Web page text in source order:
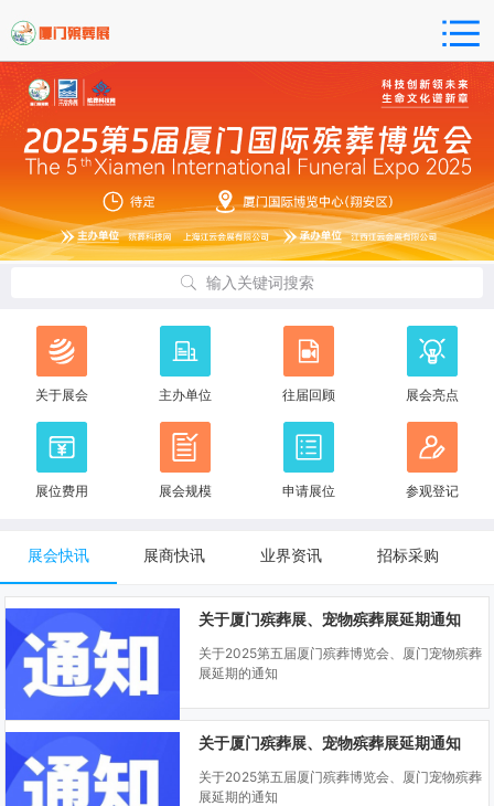
输入关键词搜索
关于展会 主办单位 往届回顾 展会亮点
展位费用 展会规模 申请展位 参观登记
展会快讯 展商快讯 业界资讯 招标采购
关于厦门殡葬展、宠物殡葬展延期通知
关于2025第五届厦门殡葬博览会、厦门宠物殡葬
展延期的通知
关于厦门殡葬展、宠物殡葬展延期通知
关于2025第五届厦门殡葬博览会、厦门宠物殡葬
展延期的通知